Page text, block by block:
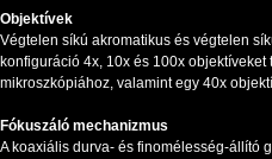
Objektívek
Végtelen síkú akromatikus és végtelen
konfiguráció 4x, 10x és 100x objektíveket
mikroszkópiához, valamint egy 40x
Fókuszáló mechanizmus
A koaxiális durva- és finomélesség-állító